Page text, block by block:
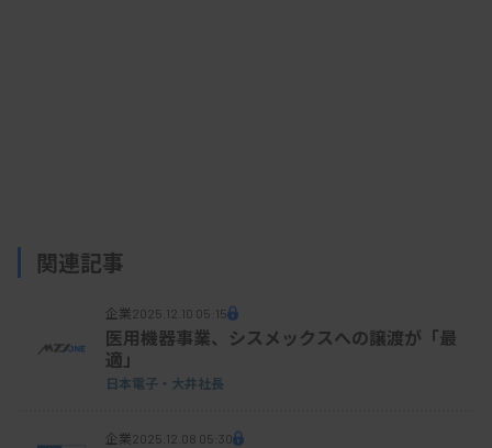
関連記事
企業2025.12.10 05:15
医用機器事業、シスメックスへの譲渡が「最
適」
日本電子・大井社長
企業2025.12.08 05:30